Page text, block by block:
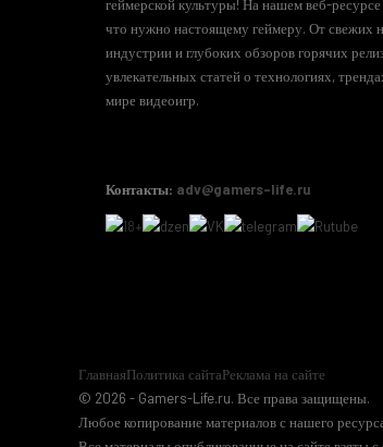
геймерской культуры! На нашем веб-ресурсе
что нужно настоящему геймеру. От свежих
индустрии и глубоких обзоров горячих
увлекательных статей о технологиях,
мире видеоигр.
Контакты: adv@gamers-life.ru
ГлавнаяПолитика сайтаРеклама на сайте
© 2026 - Gamers-Life.ru. Все права защищены.
Любое копирование материалов с нашего